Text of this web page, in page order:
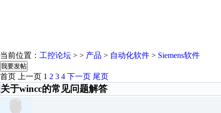
当前位置： 工控论坛 > > 产品 > 自动化软件 > Siemens软件
我要发帖
首页 上一页 1 2 3 4 下一页 尾页
关于wincc的常见问题解答